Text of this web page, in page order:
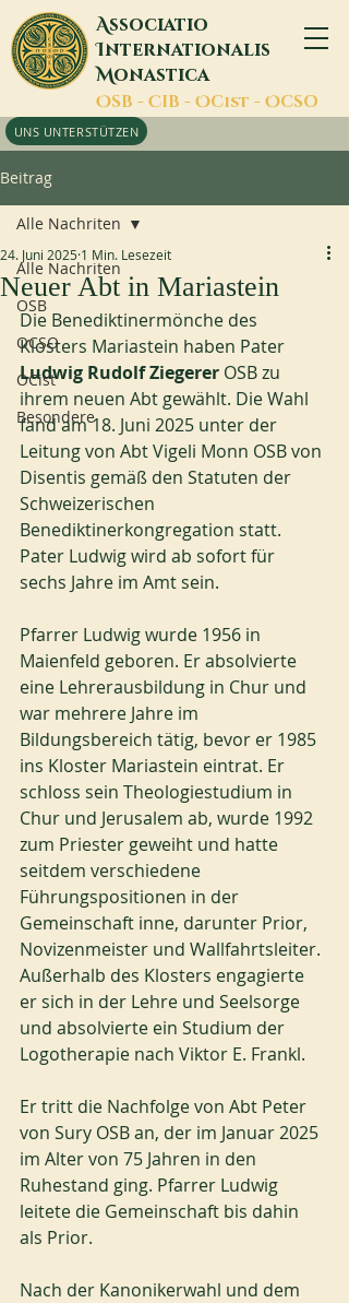
Associatio
Internationalis
Monastica
OSB - CIB - OCist - OCSO
UNS UNTERSTÜTZEN
Beitrag
Alle Nachriten
OSB
OCSO
OCist
Besondere
Alle Nachriten
Neuer Abt in Mariastein
24. Juni 2025 1 Min. Lesezeit
Die Benediktinermönche des
Klosters Mariastein haben Pater
Ludwig Rudolf Ziegerer OSB zu
ihrem neuen Abt gewählt. Die Wahl
fand am 18. Juni 2025 unter der
Leitung von Abt Vigeli Monn OSB von
Disentis gemäß den Statuten der
Schweizerischen
Benediktinerkongregation statt.
Pater Ludwig wird ab sofort für
sechs Jahre im Amt sein.
Pfarrer Ludwig wurde 1956 in
Maienfeld geboren. Er absolvierte
eine Lehrerausbildung in Chur und
war mehrere Jahre im
Bildungsbereich tätig, bevor er 1985
ins Kloster Mariastein eintrat. Er
schloss sein Theologiestudium in
Chur und Jerusalem ab, wurde 1992
zum Priester geweiht und hatte
seitdem verschiedene
Führungspositionen in der
Gemeinschaft inne, darunter Prior,
Novizenmeister und Wallfahrtsleiter.
Außerhalb des Klosters engagierte
er sich in der Lehre und Seelsorge
und absolvierte ein Studium der
Logotherapie nach Viktor E. Frankl.
Er tritt die Nachfolge von Abt Peter
von Sury OSB an, der im Januar 2025
im Alter von 75 Jahren in den
Ruhestand ging. Pfarrer Ludwig
leitete die Gemeinschaft bis dahin
als Prior.
Nach der Kanonikerwahl und dem